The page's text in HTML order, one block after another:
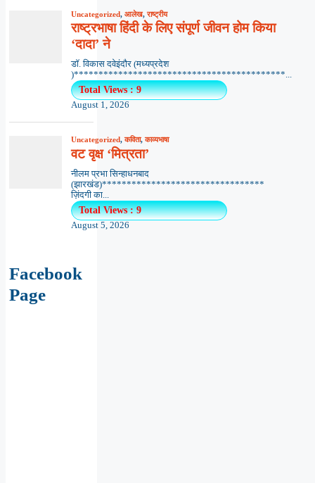
Uncategorized, आलेख,राष्ट्रीय
राष्ट्रभाषा हिंदी के लिए संपूर्ण जीवन होम किया
‘दादा’ ने
डॉ. विकास दवेइंदौर (मध्यप्रदेश
)*******************************************...
Total Views : 9
August 1, 2026
Uncategorized,कविता,काव्यभाषा
वट वृक्ष ‘मित्रता’
नीलम प्रभा सिन्हाधनबाद
(झारखंड)*********************************
ज़िंदगी का...
Total Views : 9
August 5, 2026
Facebook
Page